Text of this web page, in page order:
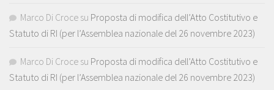
Marco Di Croce su Proposta di modifica dell’Atto Costitutivo e
Statuto di RI (per l’Assemblea nazionale del 26 novembre 2023)
Marco Di Croce su Proposta di modifica dell’Atto Costitutivo e
Statuto di RI (per l’Assemblea nazionale del 26 novembre 2023)